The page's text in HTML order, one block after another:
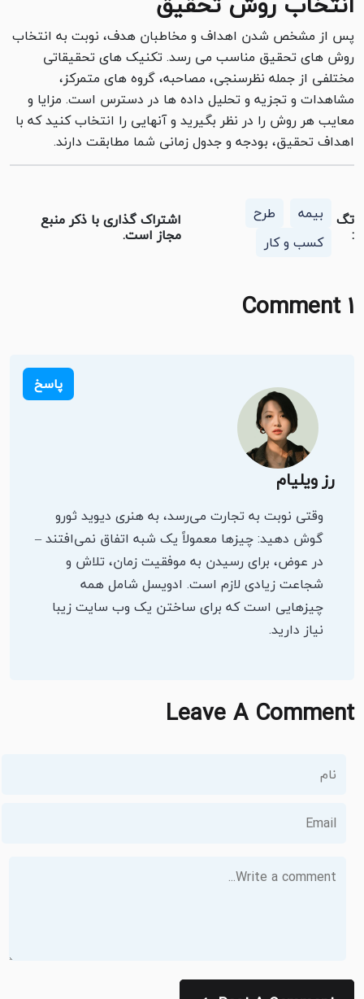
پس از مشخص شدن اهداف و مخاطبان هدف، نوبت به انتخاب
روش های تحقیق مناسب می رسد. تکنیک های تحقیقاتی
مختلفی از جمله نظرسنجی، مصاحبه، گروه های متمرکز،
مشاهدات و تجزیه و تحلیل داده ها در دسترس است. مزایا و
معایب هر روش را در نظر بگیرید و آنهایی را انتخاب کنید که با
اهداف تحقیق، بودجه و جدول زمانی شما مطابقت دارند.
تگ
:
بیمه
طرح
کسب و کار
اشتراک گذاری با ذکر منبع
مجاز است.
1 Comment
رز ویلیام
وقتی نوبت به تجارت می‌رسد، به هنری دیوید ثورو
گوش دهید: چیزها معمولاً یک شبه اتفاق نمی‌افتند –
در عوض، برای رسیدن به موفقیت زمان، تلاش و
شجاعت زیادی لازم است. ادویسل شامل همه
چیزهایی است که برای ساختن یک وب سایت زیبا
نیاز دارید.
پاسخ
Leave A Comment